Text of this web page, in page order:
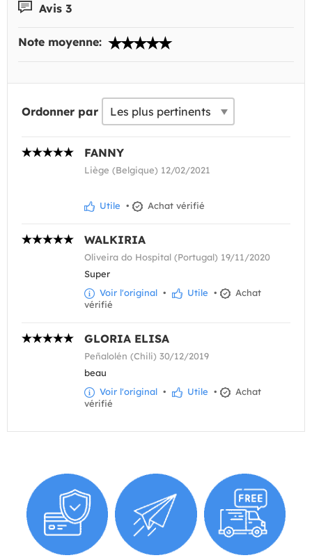
Avis 3
Note moyenne:
Ordonner par
FANNY
Liège (Belgique) 12/02/2021
Utile • Achat vérifié
WALKIRIA
Oliveira do Hospital (Portugal) 19/11/2020
Super
Voir l'original • Utile •
Achat
vérifié
GLORIA ELISA
Peñalolén (Chili) 30/12/2019
beau
Voir l'original • Utile •
Achat
vérifié